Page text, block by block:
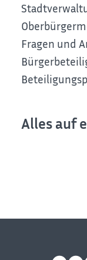
Fragen und
Alles auf